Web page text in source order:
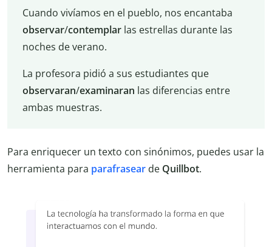
Cuando vivíamos en el pueblo, nos encantaba
observar/contemplarlas estrellas durante las
noches de verano.
La profesora pidió a sus estudiantes que
observaran/examinaran las diferencias entre
ambas muestras.
Para enriquecer un texto con sinónimos, puedes usar la
herramienta para parafrasear de Quillbot.